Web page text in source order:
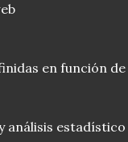
en función